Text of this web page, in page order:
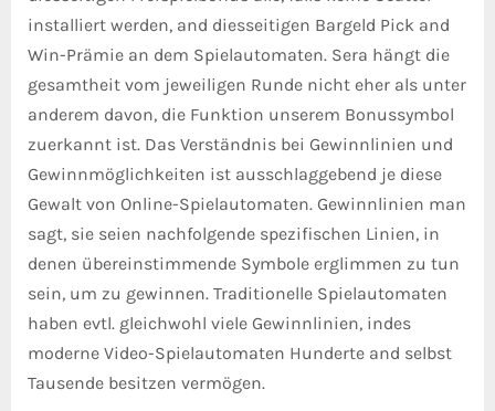
installiert werden, and diesseitigen Bargeld Pick and
Win-Prämie an dem Spielautomaten. Sera hängt die
gesamtheit vom jeweiligen Runde nicht eher als unter
anderem davon, die Funktion unserem Bonussymbol
zuerkannt ist. Das Verständnis bei Gewinnlinien und
Gewinnmöglichkeiten ist ausschlaggebend je diese
Gewalt von Online-Spielautomaten. Gewinnlinien man
sagt, sie seien nachfolgende spezifischen Linien, in
denen übereinstimmende Symbole erglimmen zu tun
sein, um zu gewinnen. Traditionelle Spielautomaten
haben evtl. gleichwohl viele Gewinnlinien, indes
moderne Video-Spielautomaten Hunderte and selbst
Tausende besitzen vermögen.